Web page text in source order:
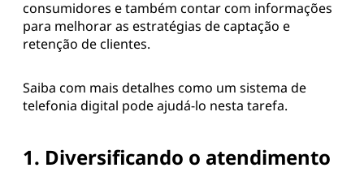
consumidores e também contar com informações
para melhorar as estratégias de captação e
retenção de clientes.
Saiba com mais detalhes como um sistema de
telefonia digital pode ajudá-lo nesta tarefa.
1. Diversificando o atendimento